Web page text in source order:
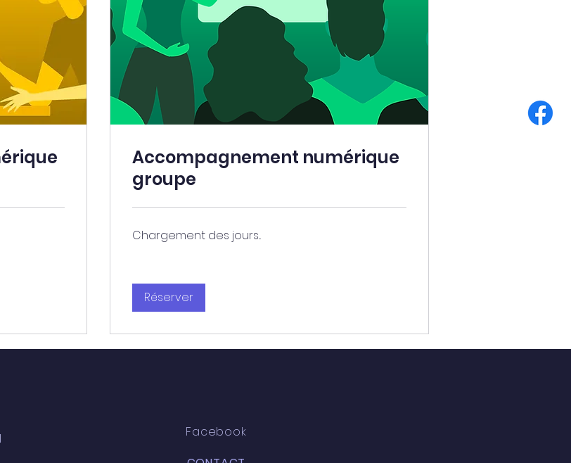
Accompagnement numérique
groupe
Chargement des jours...
Réserver
Facebook